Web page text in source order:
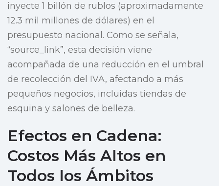
inyecte 1 billón de rublos (aproximadamente
12.3 mil millones de dólares) en el
presupuesto nacional. Como se señala,
“source_link”, esta decisión viene
acompañada de una reducción en el umbral
de recolección del IVA, afectando a más
pequeños negocios, incluidas tiendas de
esquina y salones de belleza.
Efectos en Cadena:
Costos Más Altos en
Todos los Ámbitos